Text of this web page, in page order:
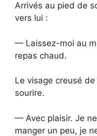
Arrivés au pied de
vers lui :
— Laissez-moi au
repas chaud.
Le visage creusé de
sourire.
— Avec plaisir. Je
manger un peu, je